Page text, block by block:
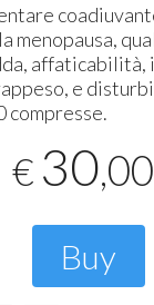
menopausa,
affaticabilità,
e
compresse.
€ 30,00
Buy